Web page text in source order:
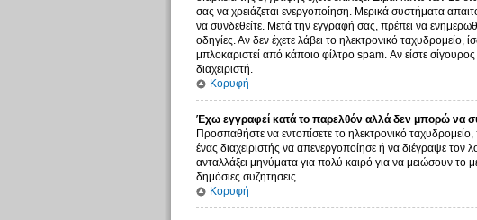
σας να χρειάζεται ενεργοποίηση. Μερικά συστήματα
να συνδεθείτε. Μετά την εγγραφή σας, πρέπει να
οδηγίες. Αν δεν έχετε λάβει το ηλεκτρονικό
μπλοκαριστεί από κάποιο φίλτρο spam. Αν είστε
διαχειριστή.
Κορυφή
Έχω εγγραφεί κατά το παρελθόν αλλά δεν μπορώ να
Προσπαθήστε να εντοπίσετε το ηλεκτρονικό
ένας διαχειριστής να απενεργοποίησε ή να διέγραψε
ανταλλάξει μηνύματα για πολύ καιρό για να μειώσουν το
δημόσιες συζητήσεις.
Κορυφή